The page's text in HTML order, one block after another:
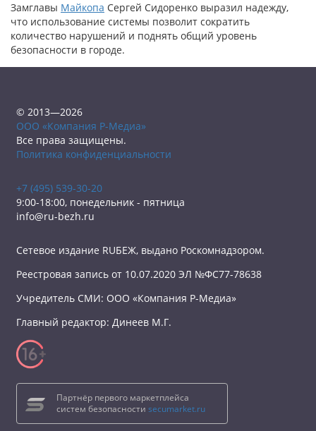
Замглавы Майкопа Сергей Сидоренко выразил надежду,
что использование системы позволит сократить
количество нарушений и поднять общий уровень
безопасности в городе.
© 2013—2026
ООО «Компания Р-Медиа»
Все права защищены.
Политика конфиденциальности
+7 (495) 539-30-20
9:00-18:00, понедельник - пятница
info@ru-bezh.ru
Сетевое издание RUБЕЖ, выдано Роскомнадзором.
Реестровая запись от 10.07.2020 ЭЛ №ФС77-78638
Учредитель СМИ: ООО «Компания Р-Медиа»
Главный редактор: Динеев М.Г.
Партнёр первого маркетплейса
систем безопасности secumarket.ru